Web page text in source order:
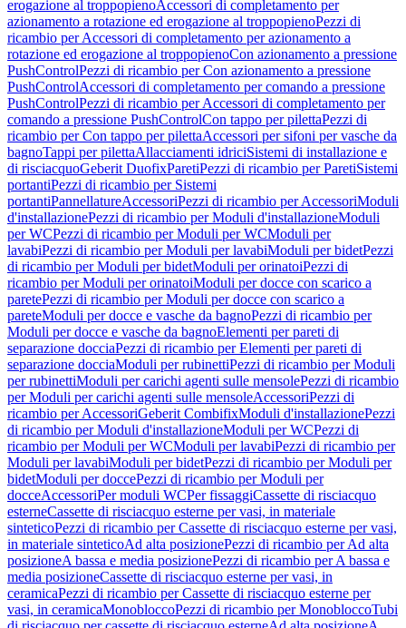
erogazione al troppopienoAccessori di completamento per
azionamento a rotazione ed erogazione al troppopienoPezzi di
ricambio per Accessori di completamento per azionamento a
rotazione ed erogazione al troppopienoCon azionamento a pressione
PushControlPezzi di ricambio per Con azionamento a pressione
PushControlAccessori di completamento per comando a pressione
PushControlPezzi di ricambio per Accessori di completamento per
comando a pressione PushControlCon tappo per pilettaPezzi di
ricambio per Con tappo per pilettaAccessori per sifoni per vasche da
bagnoTappi per pilettaAllacciamenti idriciSistemi di installazione e
di risciacquoGeberit DuofixParetiPezzi di ricambio per ParetiSistemi
portantiPezzi di ricambio per Sistemi
portantiPannellatureAccessoriPezzi di ricambio per AccessoriModuli
d'installazionePezzi di ricambio per Moduli d'installazioneModuli
per WCPezzi di ricambio per Moduli per WCModuli per
lavabiPezzi di ricambio per Moduli per lavabiModuli per bidetPezzi
di ricambio per Moduli per bidetModuli per orinatoiPezzi di
ricambio per Moduli per orinatoiModuli per docce con scarico a
paretePezzi di ricambio per Moduli per docce con scarico a
pareteModuli per docce e vasche da bagnoPezzi di ricambio per
Moduli per docce e vasche da bagnoElementi per pareti di
separazione docciaPezzi di ricambio per Elementi per pareti di
separazione docciaModuli per rubinettiPezzi di ricambio per Moduli
per rubinettiModuli per carichi agenti sulle mensolePezzi di ricambio
per Moduli per carichi agenti sulle mensoleAccessoriPezzi di
ricambio per AccessoriGeberit CombifixModuli d'installazionePezzi
di ricambio per Moduli d'installazioneModuli per WCPezzi di
ricambio per Moduli per WCModuli per lavabiPezzi di ricambio per
Moduli per lavabiModuli per bidetPezzi di ricambio per Moduli per
bidetModuli per doccePezzi di ricambio per Moduli per
docceAccessoriPer moduli WCPer fissaggiCassette di risciacquo
esterneCassette di risciacquo esterne per vasi, in materiale
sinteticoPezzi di ricambio per Cassette di risciacquo esterne per vasi,
in materiale sinteticoAd alta posizionePezzi di ricambio per Ad alta
posizioneA bassa e media posizionePezzi di ricambio per A bassa e
media posizioneCassette di risciacquo esterne per vasi, in
ceramicaPezzi di ricambio per Cassette di risciacquo esterne per
vasi, in ceramicaMonobloccoPezzi di ricambio per MonobloccoTubi